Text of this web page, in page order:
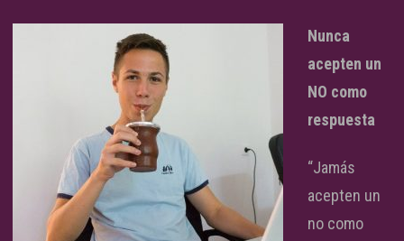
Nunca
acepten un
NO como
respuesta
“Jamás
acepten un
no como